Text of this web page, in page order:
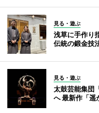
見る・遊ぶ
浅草に手作り
伝統の鍛金技
見る・遊ぶ
太鼓芸能集団
へ 最新作「遥